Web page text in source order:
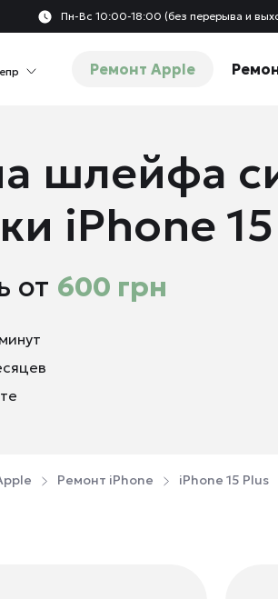
Пн-Вс 10:00-18:00 (без перерыва и
Ремонт Apple
шлейфа
iPhone
от 600 грн
Ремонт iPhone iPhone 15 Plus